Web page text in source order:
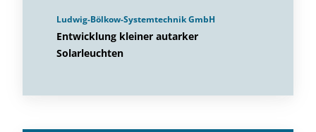
Ludwig-Bölkow-Systemtechnik GmbH
Entwicklung kleiner autarker
Solarleuchten